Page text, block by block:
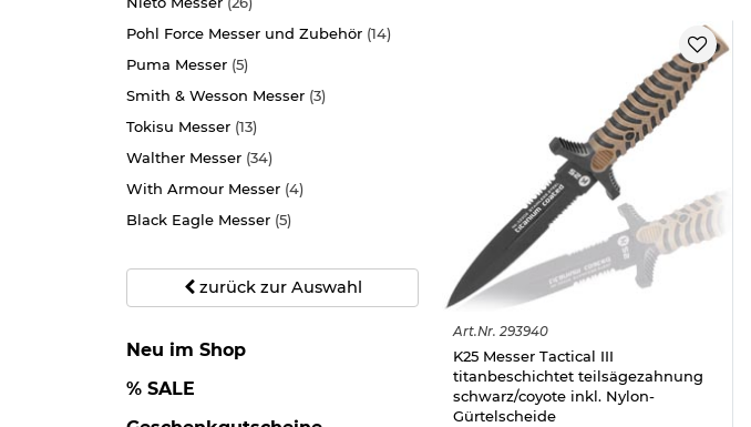
Pohl Force Messer und Zubehör (14)
Puma Messer (5)
Smith & Wesson Messer (3)
Tokisu Messer (13)
Walther Messer (34)
With Armour Messer (4)
Black Eagle Messer (5)
zurück zur Auswahl
Neu im Shop
% SALE
Art.Nr. 293940
K25 Messer Tactical III
titanbeschichtet teilsägezahnung
schwarz/coyote inkl. Nylon-
Gürtelscheide